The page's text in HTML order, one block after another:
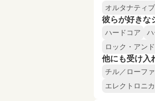
オルタナティ
彼らが好きな
ハードコア
ロック・アン
他にも受け入
チル／ローフ
エレクトロニカ